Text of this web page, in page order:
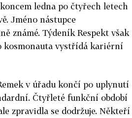
ledna po čtyřech letech
Jméno nástupce
známé. Týdeník Respekt však
kosmonauta vystřídá kariérní
v úřadu končí po uplynutí
Čtyřleté funkční období
zpravidla se dodržuje. Někteří